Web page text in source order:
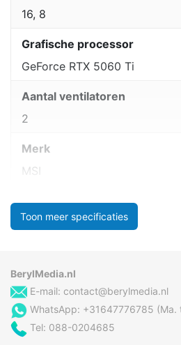
16, 8
Grafische processor
GeForce RTX 5060 Ti
Aantal ventilatoren
2
Merk
MSI
Toon meer specificaties
BerylMedia.nl
E-mail: contact@berylmedia.nl
WhatsApp: +31647776785
Tel: 088-0204685